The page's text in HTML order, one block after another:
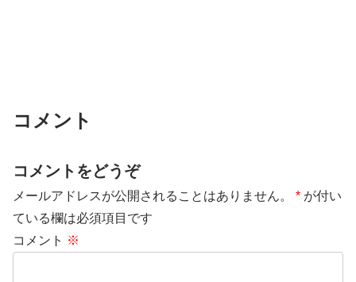
コメント
コメントをどうぞ
メールアドレスが公開されることはありません。 * が付い
ている欄は必須項目です
コメント ※